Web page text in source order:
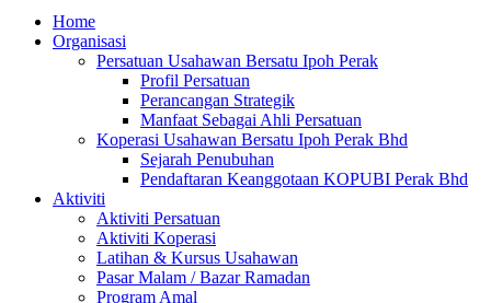
Home
Organisasi
Persatuan Usahawan Bersatu Ipoh Perak
Profil Persatuan
Perancangan Strategik
Manfaat Sebagai Ahli Persatuan
Koperasi Usahawan Bersatu Ipoh Perak Bhd
Sejarah Penubuhan
Pendaftaran Keanggotaan KOPUBI Perak Bhd
Aktiviti
Aktiviti Persatuan
Aktiviti Koperasi
Latihan & Kursus Usahawan
Pasar Malam / Bazar Ramadan
Program Amal